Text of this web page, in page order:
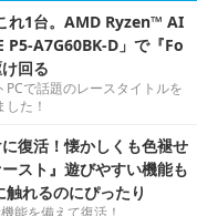
れ1台。AMD Ryzen™ AI
P5-A7G60BK-D」で『Fo
回る
で話題のレースタイトルを
た！
復活！懐かしくも色褪せ
スト』遊びやすい機能も
れるのにぴったり